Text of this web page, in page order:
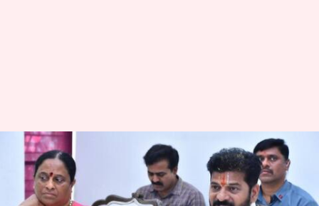
Revanth Reddy: టీటీడీ తరహాలో
యాదగిరిగుట్ట దేవస్థానం బోర్డు..
ముఖ్యమంత్రి రేవంత్‌రెడ్డి ఆదేశాలు